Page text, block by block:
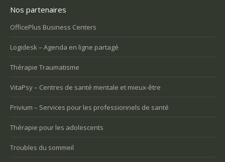
Nos partenaires
OfficePlus Business Centers
Logidesk – Agenda en ligne partagé
Thérapie Traumatisme
VitaPsy – Centres de santé mentale et mieux-être
Privium – Services pour les professionnels de santé
Thérapie pour les adolescents
Troubles du sommeil